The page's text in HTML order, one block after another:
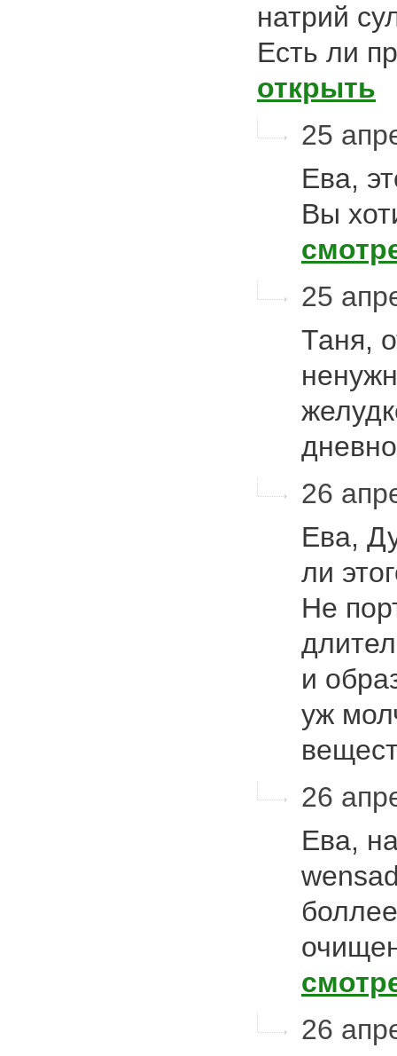
натрий
Есть ли
открыть
25
Ева,
Вы
25
Таня,
26
Ева,
ли
Не
и
уж
26
Ева,
26